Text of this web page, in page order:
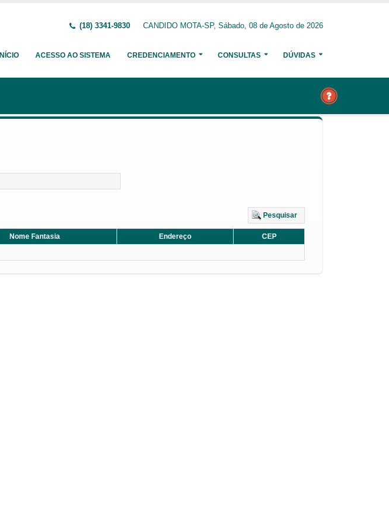
(18) 3341-9830 CANDIDO MOTA-SP, Sábado, 08 de Agosto de 2026
INÍCIO ACESSO AO SISTEMA CREDENCIAMENTO CONSULTAS DÚVIDAS
Pesquisar
Nome Fantasia Endereço
CEP